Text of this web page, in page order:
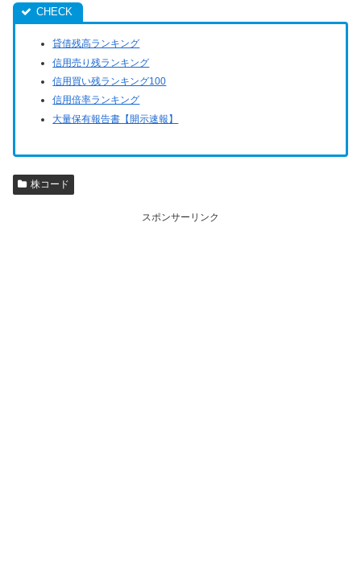
貸借残高ランキング
信用売り残ランキング
信用買い残ランキング100
信用倍率ランキング
大量保有報告書【開示速報】
株コード
スポンサーリンク